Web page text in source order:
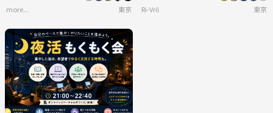
more... 東京 Ri-Vril 東京